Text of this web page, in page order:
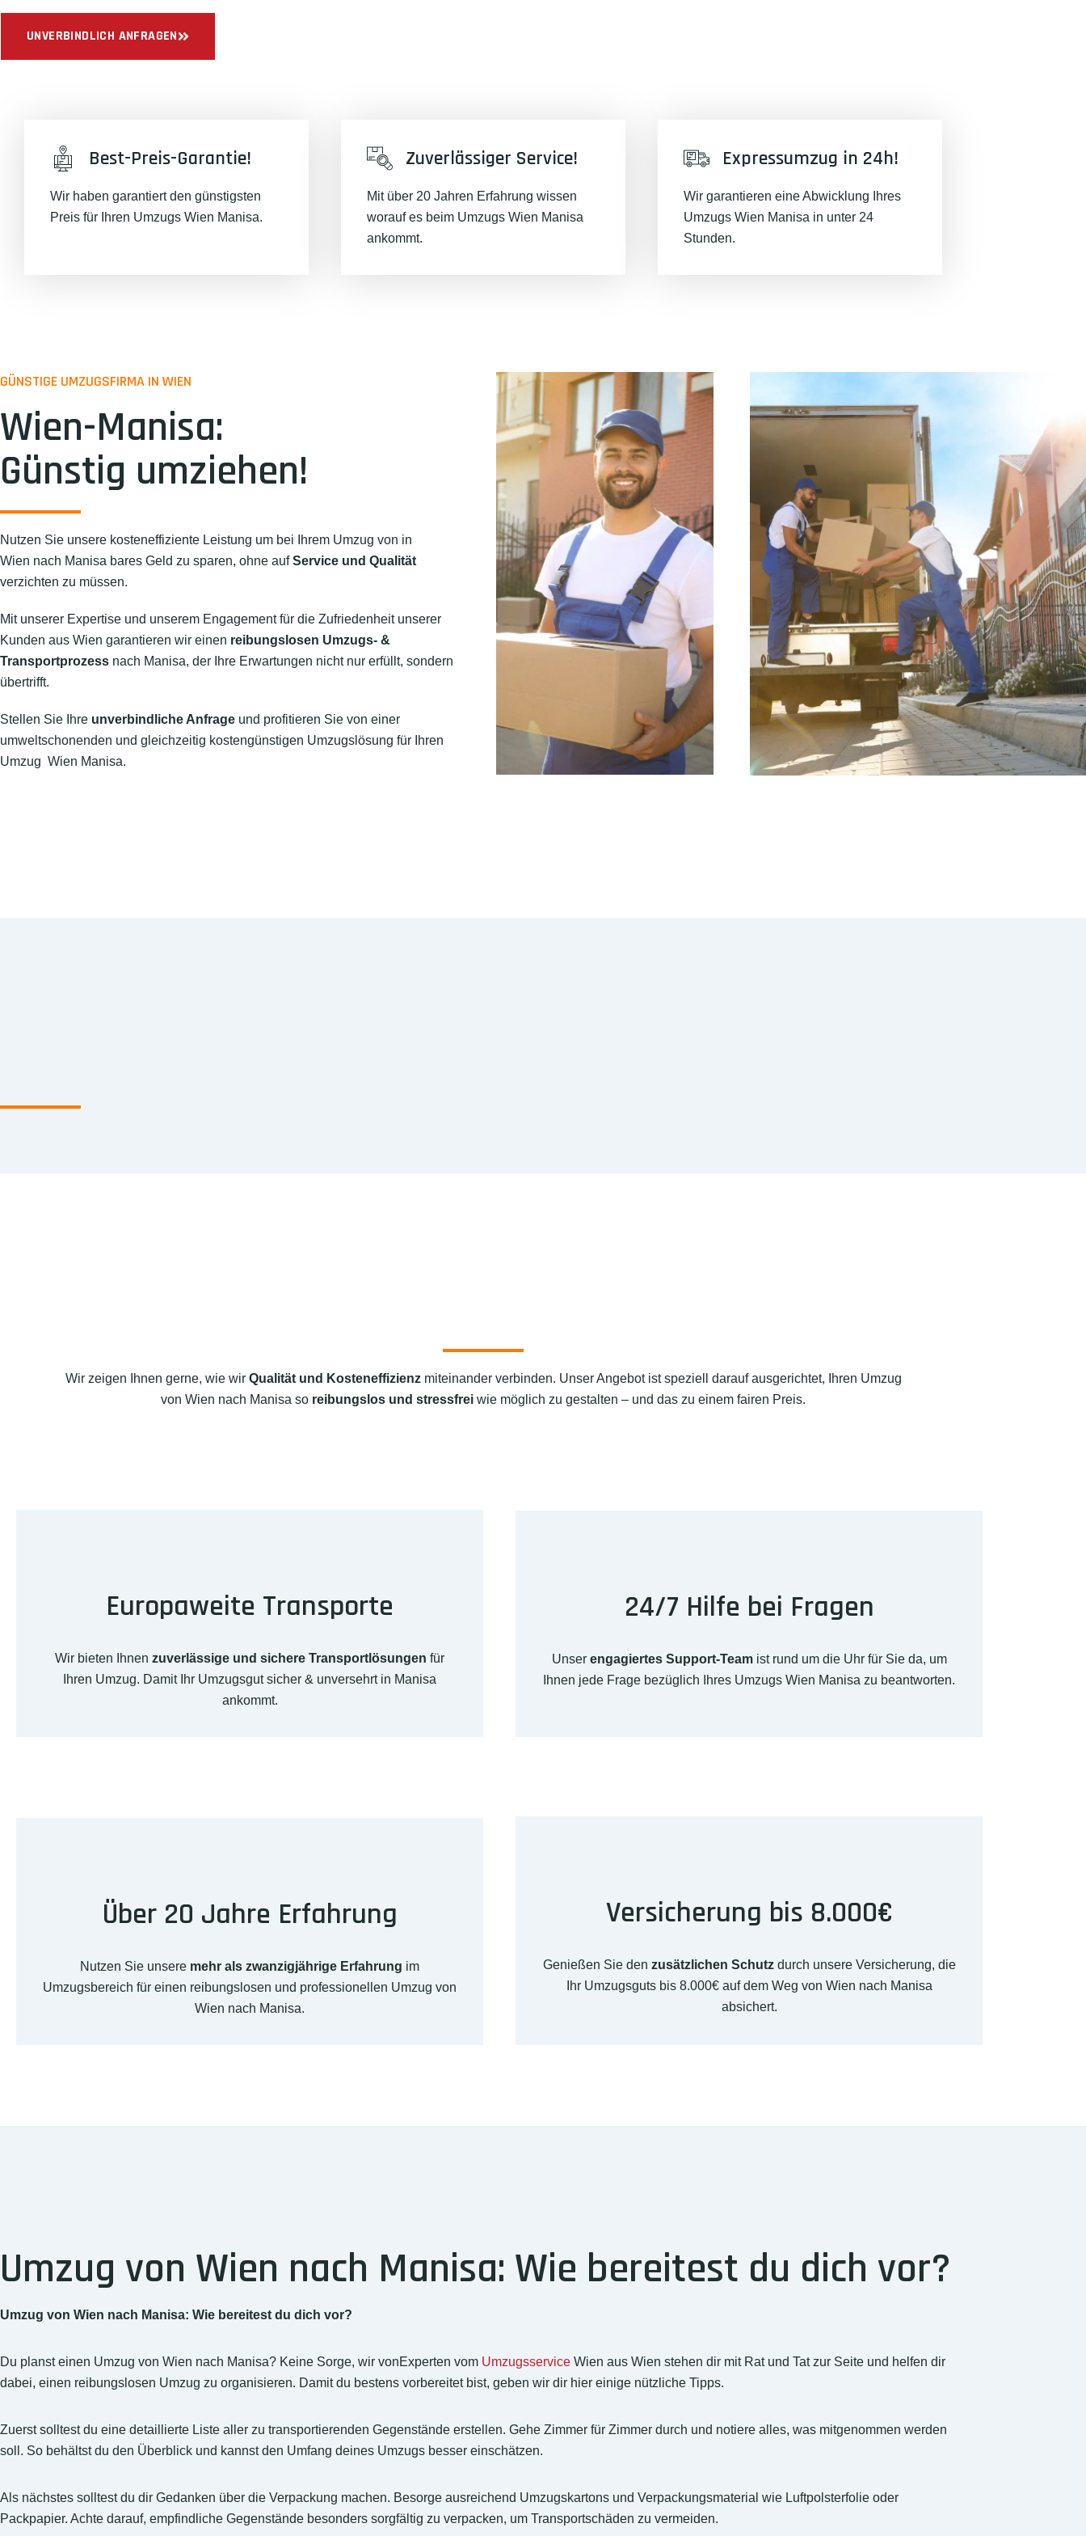
UNVERBINDLICH ANFRAGEN
Best-Preis-Garantie!
Wir haben garantiert den günstigsten
Preis für Ihren Umzugs Wien Manisa.
Zuverlässiger Service!
Mit über 20 Jahren Erfahrung wissen
worauf es beim Umzugs Wien Manisa
ankommt.
Expressumzug in 24h!
Wir garantieren eine Abwicklung Ihres
Umzugs Wien Manisa in unter 24
Stunden.
GÜNSTIGE UMZUGSFIRMA IN WIEN
Wien-Manisa:
Günstig umziehen!
Nutzen Sie unsere kosteneffiziente Leistung um bei Ihrem Umzug von in
Wien nach Manisa bares Geld zu sparen, ohne aufService und Qualität
verzichten zu müssen.
Mit unserer Expertise und unserem Engagement für die Zufriedenheit unserer
Kunden aus Wien garantieren wir einen reibungslosen Umzugs- &
Transportprozess nach Manisa, der Ihre Erwartungen nicht nur erfüllt, sondern
übertrifft.
Stellen Sie Ihre unverbindliche Anfrage und profitieren Sie von einer
umweltschonenden und gleichzeitig kostengünstigen Umzugslösung für Ihren
Umzug Wien Manisa.
Wir zeigen Ihnen gerne, wie wir Qualität und Kosteneffizienzmiteinander verbinden. Unser Angebot ist speziell darauf ausgerichtet, Ihren Umzug
von Wien nach Manisa so reibungslos und stressfrei wie möglich zu gestalten – und das zu einem fairen Preis.
Europaweite Transporte
Wir bieten Ihnen zuverlässige und sichere Transportlösungen für
Ihren Umzug. Damit Ihr Umzugsgut sicher & unversehrt in Manisa
ankommt.
24/7 Hilfe bei Fragen
Unser engagiertes Support-Teamist rund um die Uhr für Sie da, um
Ihnen jede Frage bezüglich Ihres Umzugs Wien Manisa zu beantworten.
Über 20 Jahre Erfahrung
Nutzen Sie unsere mehr als zwanzigjährige Erfahrung im
Umzugsbereich für einen reibungslosen und professionellen Umzug von
Wien nach Manisa.
Versicherung bis 8.000€
Genießen Sie den zusätzlichen Schutzdurch unsere Versicherung, die
Ihr Umzugsguts bis 8.000€ auf dem Weg von Wien nach Manisa
absichert.
Umzug von Wien nach Manisa: Wie bereitest du dich vor?
Umzug von Wien nach Manisa: Wie bereitest du dich vor?
Du planst einen Umzug von Wien nach Manisa? Keine Sorge, wir vonExperten vom Umzugsservice Wien aus Wien stehen dir mit Rat und Tat zur Seite und helfen dir
dabei, einen reibungslosen Umzug zu organisieren. Damit du bestens vorbereitet bist, geben wir dir hier einige nützliche Tipps.
Zuerst solltest du eine detaillierte Liste aller zu transportierenden Gegenstände erstellen. Gehe Zimmer für Zimmer durch und notiere alles, was mitgenommen werden
soll. So behältst du den Überblick und kannst den Umfang deines Umzugs besser einschätzen.
Als nächstes solltest du dir Gedanken über die Verpackung machen. Besorge ausreichend Umzugskartons und Verpackungsmaterial wie Luftpolsterfolie oder
Packpapier. Achte darauf, empfindliche Gegenstände besonders sorgfältig zu verpacken, um Transportschäden zu vermeiden.